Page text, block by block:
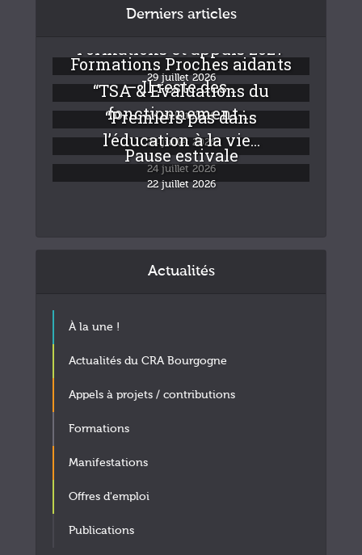
Derniers articles
Formations et appuis 2027
29 juillet 2026
Formations Proches aidants
– Il reste des...
24 juillet 2026
“TSA & Evaluations du
fonctionnement :...
24 juillet 2026
“Premiers pas dans
l’éducation à la vie...
24 juillet 2026
Pause estivale
22 juillet 2026
Actualités
À la une !
Actualités du CRA Bourgogne
Appels à projets / contributions
Formations
Manifestations
Offres d'emploi
Publications